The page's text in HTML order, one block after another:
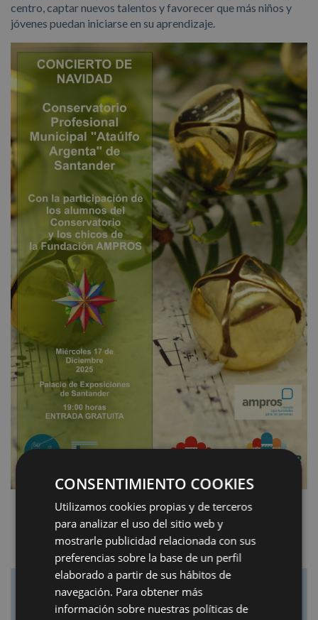
centro, captar nuevos talentos y favorecer que más niños y
jóvenes puedan iniciarse en su aprendizaje.
CONSENTIMIENTO COOKIES
Utilizamos cookies propias y de terceros
para analizar el uso del sitio web y
mostrarle publicidad relacionada con sus
preferencias sobre la base de un perfil
elaborado a partir de sus hábitos de
navegación. Para obtener más
información sobre nuestras políticas de